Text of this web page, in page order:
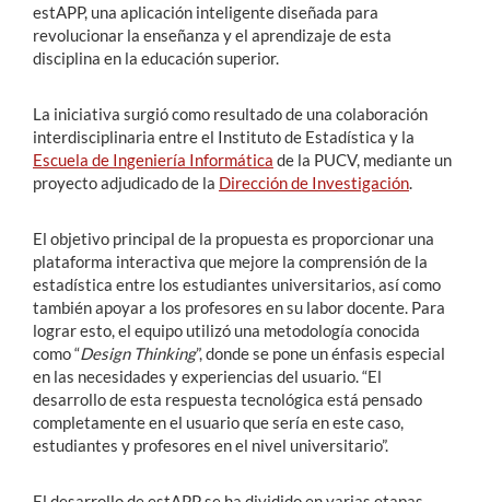
estAPP, una aplicación inteligente diseñada para
revolucionar la enseñanza y el aprendizaje de esta
disciplina en la educación superior.
La iniciativa surgió como resultado de una colaboración
interdisciplinaria entre el Instituto de Estadística y la
Escuela de Ingeniería Informática de la PUCV, mediante un
proyecto adjudicado de la Dirección de Investigación
El objetivo principal de la propuesta es proporcionar una
plataforma interactiva que mejore la comprensión de la
estadística entre los estudiantes universitarios, así como
también apoyar a los profesores en su labor docente. Para
lograr esto, el equipo utilizó una metodología conocida
como “Design Thinking”, donde se pone un énfasis especial
en las necesidades y experiencias del usuario. “El
desarrollo de esta respuesta tecnológica está pensado
completamente en el usuario que sería en este caso,
estudiantes y profesores en el nivel universitario”.